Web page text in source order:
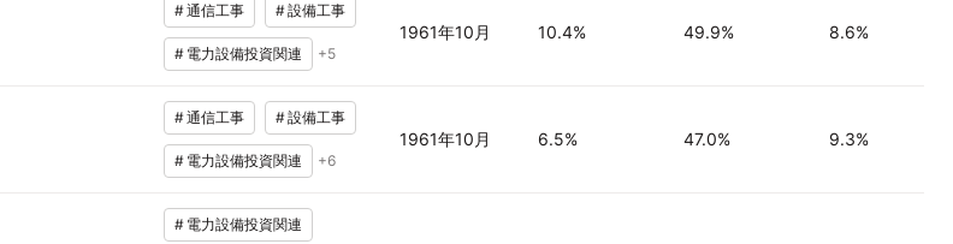
#通信工事 #設備工事
# 電力設備投資関連 +5
1961年10月 10.4% 49.9% 8.6%
#通信工事 #設備工事
# 電力設備投資関連 +6
1961年10月 6.5% 47.0% 9.3%
# 電力設備投資関連